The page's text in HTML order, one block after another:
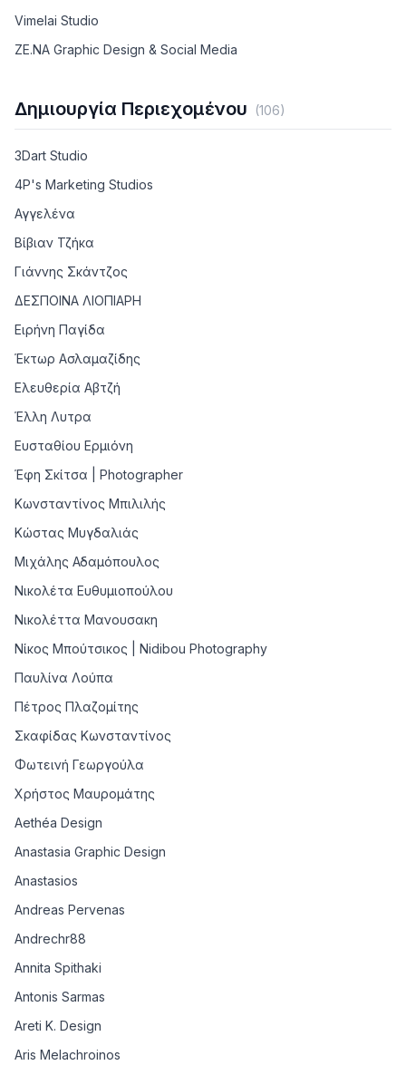
Vimelai Studio
ZE.NA Graphic Design & Social Media
Δημιουργία Περιεχομένου (106)
3Dart Studio
4P's Marketing Studios
Αγγελένα
Βίβιαν Τζήκα
Γιάννης Σκάντζος
ΔΕΣΠΟΙΝΑ ΛΙΟΠΙΑΡΗ
Ειρήνη Παγίδα
Έκτωρ Ασλαμαζίδης
Ελευθερία Αβτζή
Έλλη Λυτρα
Ευσταθίου Ερμιόνη
Έφη Σκίτσα | Photographer
Κωνσταντίνος Μπιλιλής
Κώστας Μυγδαλιάς
Μιχάλης Αδαμόπουλος
Νικολέτα Ευθυμιοπούλου
Νικολέττα Μανουσακη
Νίκος Μπούτσικος | Nidibou Photography
Παυλίνα Λούπα
Πέτρος Πλαζομίτης
Σκαφίδας Κωνσταντίνος
Φωτεινή Γεωργούλα
Χρήστος Μαυρομάτης
Aethéa Design
Anastasia Graphic Design
Anastasios
Andreas Pervenas
Andrechr88
Annita Spithaki
Antonis Sarmas
Areti K. Design
Aris Melachroinos